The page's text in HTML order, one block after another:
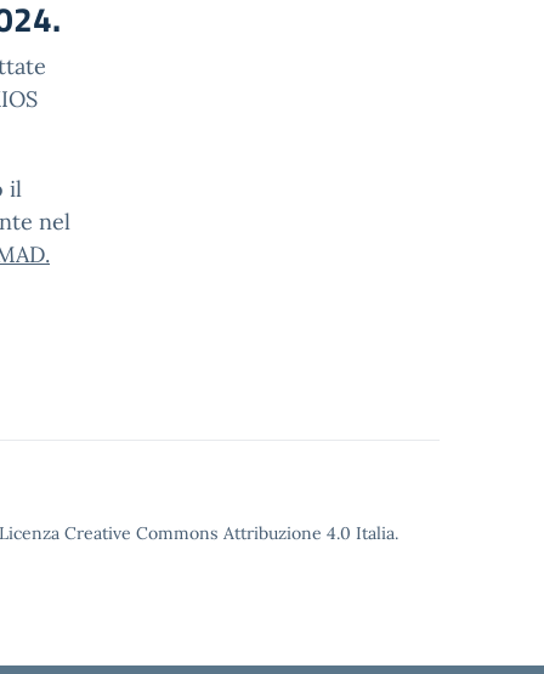
il
nel
Creative Commons Attribuzione 4.0 Italia.